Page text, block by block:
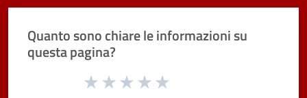
Quanto sono chiare le informazioni su
questa pagina?
Valuta da 1 a 5 stelle la pagina